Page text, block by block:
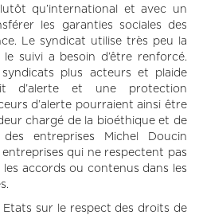
qu’international et avec un
les garanties sociales des
Le syndicat utilise très peu la
suivi a besoin d’être renforcé.
plus acteurs et plaide
d’alerte et une protection
d’alerte pourraient ainsi être
chargé de la bioéthique et de
entreprises Michel Doucin
qui ne respectent pas
les accords ou contenus dans les
Etats sur le respect des droits de